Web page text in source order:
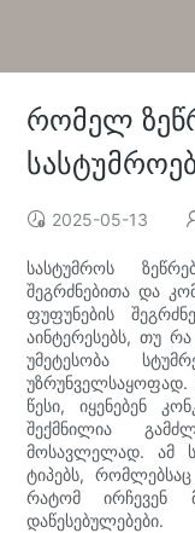
რომელ
2025-05-13
სასტუმროს
შეგრძნებითა და
ფუფუნების
აინტერესებს, თუ რა
უმეტესობა
უზრუნველსაყოფად.
წესი, იყენებენ
შექმნილია
მოსავლელად. ამ
ტიპებს,
რატომ ირჩევენ
დაწესებულებები.